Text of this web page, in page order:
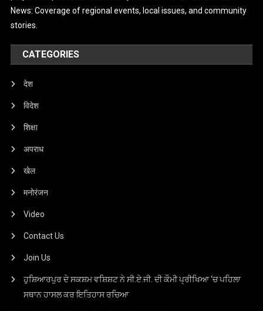
News: Coverage of regional events, local issues, and community
stories.
CATEGORIES
देश
विदेश
शिक्षा
अपराध
खेल
मनोरंजन
Video
Contact Us
Join Us
ਹੁਸ਼ਿਆਰਪੁਰ ਦੇ ਸਕਸ਼ਮ ਵਸ਼ਿਸ਼ਟ ਨੇ ਸੀ.ਏ.ਜੀ. ਦੀ ਕੌਮੀ ਪ੍ਰੀਖਿਆ ‘ਚ ਪਹਿਲਾ
ਸਥਾਨ ਹਾਸਲ ਕਰ ਇਤਿਹਾਸ ਰਚਿਆ